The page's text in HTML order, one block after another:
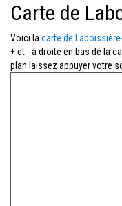
Carte de
Voici la carte de
+ et - à droite en bas de la
plan laissez appuyer votre